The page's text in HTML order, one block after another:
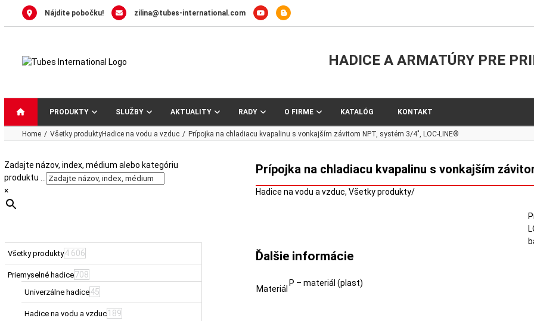
Nájdite pobočku! zilina@tubes-international.com
HADICE A ARMATÚRY PRE
PRODUKTY SLUŽBY AKTUALITY RADY O FIRME KATALÓG KONTAKT
Home Všetky produktyHadice na vodu a vzduc Prípojka na chladiacu kvapalinu s vonkajším závitom NPT, systém 3/4″, LOC-LINE®
Prípojka na chladiacu kvapalinu s vonkajším
Hadice na vodu a vzduc,Všetky produkty/
Ďalšie informácie
Materiál
P – materiál (plast)
Zadajte názov, index, médium alebo kategóriu
produktu …
×
Všetky produkty4 606
Priemyselné hadice708
Univerzálne hadice45
Hadice na vodu a vzduc 189